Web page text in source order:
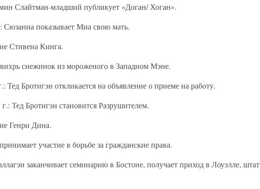
Слайтман-младший публикует «Доган/ Хоган».
Сюзанна показывает Миа свою мать.
Стивена Кинга.
снежинок из мороженого в Западном Мэне.
Тед Бротигэн откликается на объявление о приеме на работу.
Тед Бротигэн становится Разрушителем.
Генри Дина.
участие в борьбе за гражданские права.
заканчивает семинарию в Бостоне, получает приход в Лоуэлле, штат